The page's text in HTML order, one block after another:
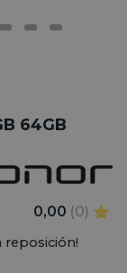
64GB
0,00 (0)
reposición!